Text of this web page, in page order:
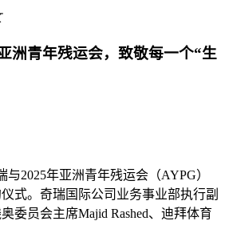
洲青年残运会，致敬每一个“生
与2025年亚洲青年残运会（AYPG）
式。奇瑞国际公司业务事业部执行副
委员会主席Majid Rashed、迪拜体育